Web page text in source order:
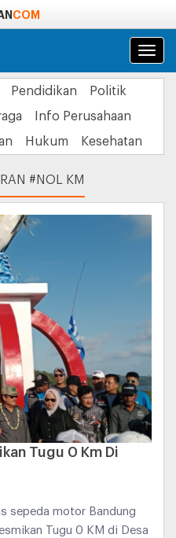
COM
Pendidikan
Politik
Info Perusahaan
Hukum Kesehatan
#NOL KM
Tugu 0 Km Di
sepeda motor Bandung
Tugu 0 KM di Desa